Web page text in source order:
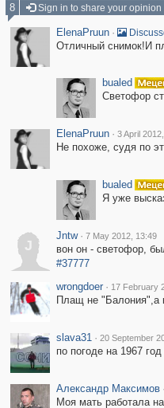
8 Sign in to share your opinion
ElenaPruun ·
Отличный снимок!И
bualed
Светофор
ElenaPruun · 3 April
Не похоже, судя по
bualed
Я уже
J
Jntw · 7 May 2012, 13:49
вон он - светофор,
#37777
wrongdoer · 17 February
Плащ не "Балония",а
slava31 · 20 September
по погоде на 1967
Александр Максимов ·
Моя мать работала